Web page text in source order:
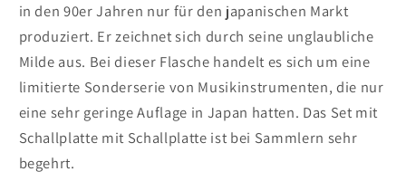
in den 90er Jahren nur für den japanischen Markt
produziert. Er zeichnet sich durch seine unglaubliche
Milde aus. Bei dieser Flasche handelt es sich um eine
limitierte Sonderserie von Musikinstrumenten, die nur
eine sehr geringe Auflage in Japan hatten. Das Set mit
Schallplatte mit Schallplatte ist bei Sammlern sehr
begehrt.